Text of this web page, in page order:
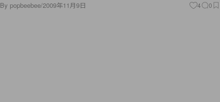
By popbeebee/2009年11月9日 4 0